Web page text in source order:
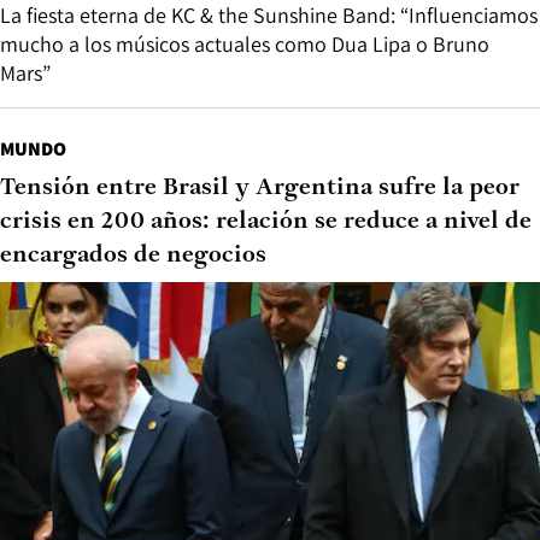
La fiesta eterna de KC & the Sunshine Band: “Influenciamos
mucho a los músicos actuales como Dua Lipa o Bruno
Mars”
MUNDO
Tensión entre Brasil y Argentina sufre la peor
crisis en 200 años: relación se reduce a nivel de
encargados de negocios